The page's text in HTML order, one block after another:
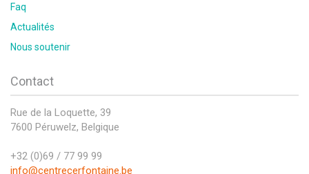
Faq
Actualités
Nous soutenir
Contact
Rue de la Loquette, 39
7600 Péruwelz, Belgique
+32 (0)69 / 77 99 99
info@centrecerfontaine.be